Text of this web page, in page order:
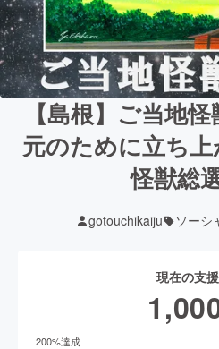
【島根】ご当地
元のために立ち
怪獣総
gotouchikaiju ソーシ
現在の支
200%達成